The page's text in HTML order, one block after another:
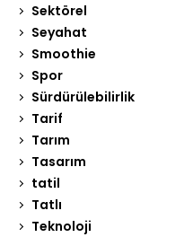
Sektörel
Seyahat
Smoothie
Spor
Sürdürülebilirlik
Tarif
Tarım
Tasarım
tatil
Tatlı
Teknoloji